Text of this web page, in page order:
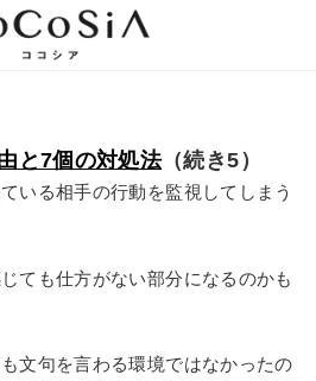
と7個の対処法（続き5）
いる相手の行動を監視してしまう
ても仕方がない部分になるのかも
文句を言わる環境ではなかったの